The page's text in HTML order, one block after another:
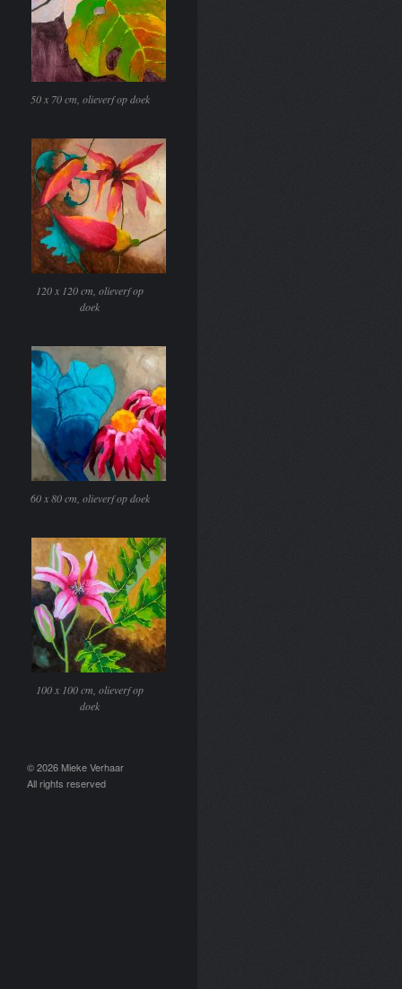
50 x 70 cm, olieverf op doek
120 x 120 cm, olieverf op
doek
60 x 80 cm, olieverf op doek
100 x 100 cm, olieverf op
doek
© 2026 Mieke Verhaar
All rights reserved